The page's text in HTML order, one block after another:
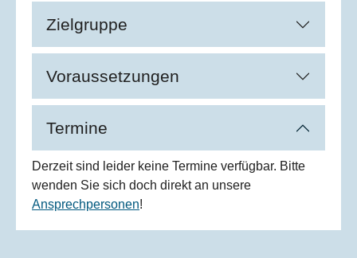
Zielgruppe
Voraussetzungen
Termine
Derzeit sind leider keine Termine verfügbar. Bitte
wenden Sie sich doch direkt an unsere
Ansprechpersonen!